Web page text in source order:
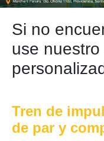
Si no
use
Tren de
de par y